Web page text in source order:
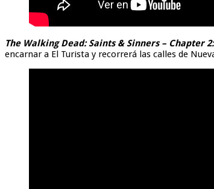
The Walking Dead: Saints & Sinners – Chapter
encarnar a El Turista y recorrerá las calles de